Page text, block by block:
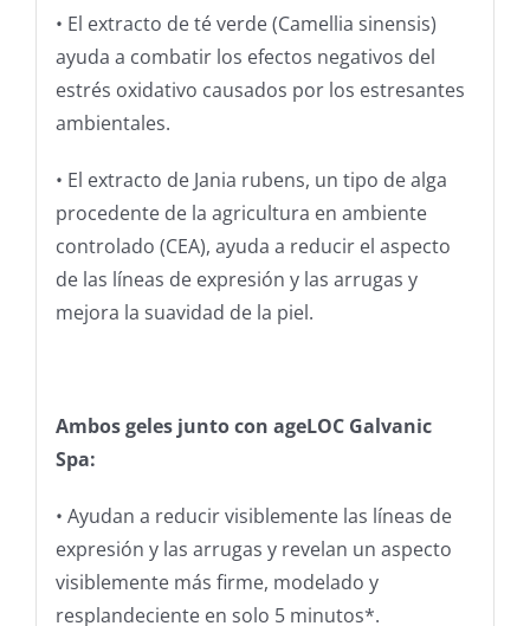
• El extracto de té verde (Camellia sinensis)
ayuda a combatir los efectos negativos del
estrés oxidativo causados por los estresantes
ambientales.
• El extracto de Jania rubens, un tipo de alga
procedente de la agricultura en ambiente
controlado (CEA), ayuda a reducir el aspecto
de las líneas de expresión y las arrugas y
mejora la suavidad de la piel.
Ambos geles junto con ageLOC Galvanic
Spa:
• Ayudan a reducir visiblemente las líneas de
expresión y las arrugas y revelan un aspecto
visiblemente más firme, modelado y
resplandeciente en solo 5 minutos*.